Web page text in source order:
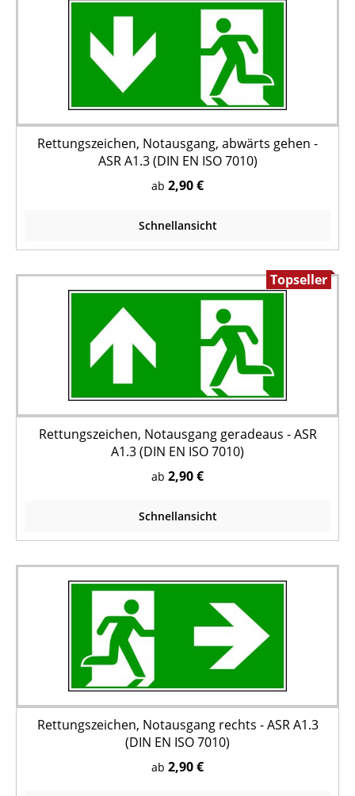
Rettungszeichen, Notausgang, abwärts gehen -
ASR A1.3 (DIN EN ISO 7010)
ab 2,90 €
Schnellansicht
Topseller
Rettungszeichen, Notausgang geradeaus - ASR
A1.3 (DIN EN ISO 7010)
ab 2,90 €
Schnellansicht
Rettungszeichen, Notausgang rechts - ASR A1.3
(DIN EN ISO 7010)
ab 2,90 €